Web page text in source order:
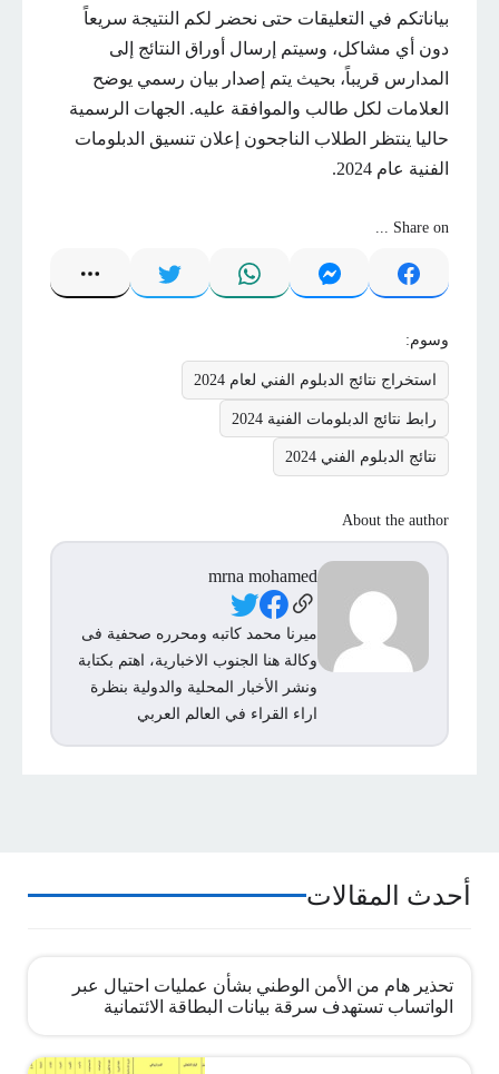
بياناتكم في التعليقات حتى نحضر لكم النتيجة سريعاً
دون أي مشاكل، وسيتم إرسال أوراق النتائج إلى
المدارس قريباً، بحيث يتم إصدار بيان رسمي يوضح
العلامات لكل طالب والموافقة عليه. الجهات الرسمية
حاليا ينتظر الطلاب الناجحون إعلان تنسيق الدبلومات
الفنية عام 2024.
Share on ...
وسوم:
استخراج نتائج الدبلوم الفني لعام 2024
رابط نتائج الدبلومات الفنية 2024
نتائج الدبلوم الفني 2024
About the author
mrna mohamed
Social Links
ميرنا محمد كاتبه ومحرره صحفية فى
وكالة هنا الجنوب الاخبارية، اهتم بكتابة
ونشر الأخبار المحلية والدولية بنظرة
اراء القراء في العالم العربي
أحدث المقالات
تحذير هام من الأمن الوطني بشأن عمليات احتيال عبر
الواتساب تستهدف سرقة بيانات البطاقة الائتمانية